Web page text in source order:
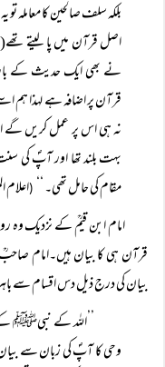
بلکہ سلف صالحین کا معاملہ
اصل قرآن میں پا لیتے
نے بھی ایک حدیث کے
قرآن پر اضافہ ہے لہذا ہم
نہ ہی اس پر عمل کریں
بہت بلند تھا اور آپؐ کی
مقام کی حامل تھی۔ ‘‘
(اعلام
امام ابن قیمؒ کے نزدیک وہ
قرآن ہی کا بیان ہیں۔امام
بیان کی درج ذیل دس اقسام سے
’’اللہ کے نبیﷺ
وحی کا آپؐ کی زبان سے